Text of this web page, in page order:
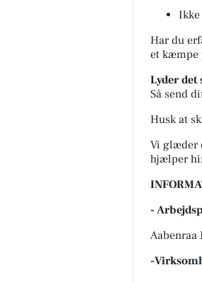
Har du
et kæmpe
Lyder det
Så send
Husk at
Vi glæder
hjælper
-
Aabenraa
-